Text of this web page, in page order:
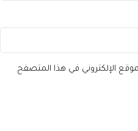
الإلكتروني في هذا المتصفح